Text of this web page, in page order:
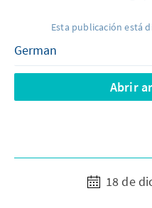
Esta publicación está
Abrir
18 de